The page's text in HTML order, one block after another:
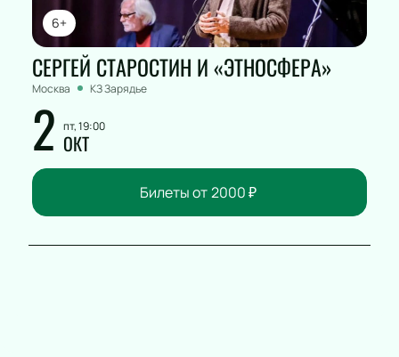
6+
СЕРГЕЙ СТАРОСТИН И «ЭТНОСФЕРА»
Москва КЗ Зарядье
2 пт, 19:00
ОКТ
Билеты от 2000₽